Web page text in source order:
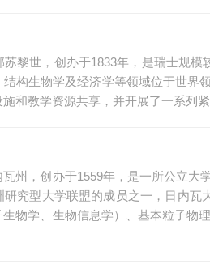
黎世，创办于1833年，是瑞士规
构生物学及经济学等领域位于世界
和教学资源共享，并开展了一系列
州，创办于1559年，是一所公立
究型大学联盟的成员之一，日内
物学、生物信息学）、基本粒子物